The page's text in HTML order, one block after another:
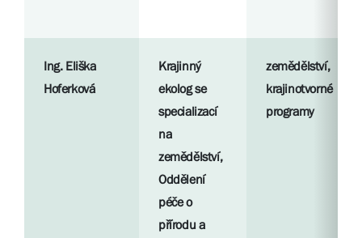
Ing. Eliška
Hoferková
Krajinný
ekolog se
specializací
na
zemědělství,
Oddělení
péče o
přírodu a
zemědělství,
krajinotvorné
programy